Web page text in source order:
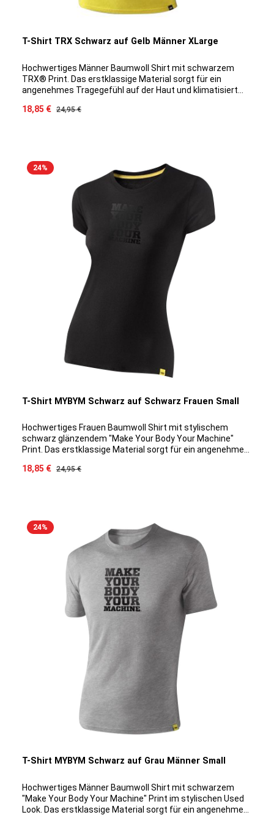
T-Shirt TRX Schwarz auf Gelb Männer XLarge
Hochwertiges Männer Baumwoll Shirt mit schwarzem
TRX® Print. Das erstklassige Material sorgt für ein
angenehmes Tragegefühl auf der Haut und klimatisiert
die spezielle Baumwoll/Modal Mischung ist ein Eingehen
Verkaufspreis:
18,85 € Regulärer Preis:
24,95 €
24%
T-Shirt MYBYM Schwarz auf Schwarz Frauen Small
Hochwertiges Frauen Baumwoll Shirt mit stylischem
schwarz glänzendem "Make Your Body Your Machine"
Print. Das erstklassige Material sorgt für ein angenehmes
intensiveren Trainingseinheiten. Durch die spezielle
Verkaufspreis:
18,85 € Regulärer Preis:
24,95 €
24%
T-Shirt MYBYM Schwarz auf Grau Männer Small
Hochwertiges Männer Baumwoll Shirt mit schwarzem
"Make Your Body Your Machine" Print im stylischen Used
Look. Das erstklassige Material sorgt für ein angenehmes